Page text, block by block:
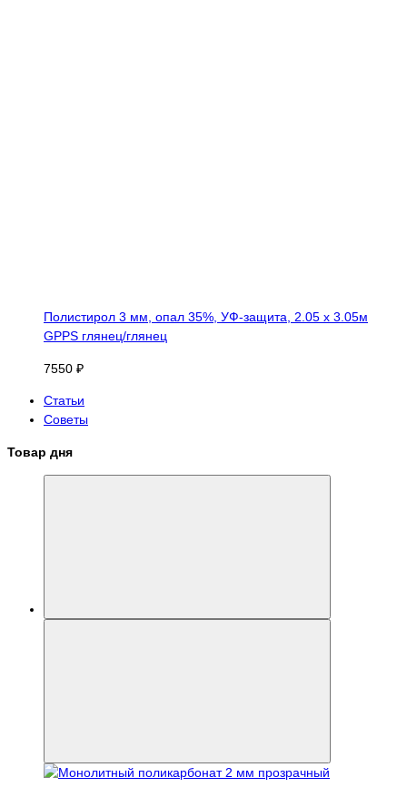
Полистирол 3 мм, опал 35%, УФ-защита, 2.05 х 3.05м
GPPS глянец/глянец
7550 ₽
Статьи
Советы
Товар дня